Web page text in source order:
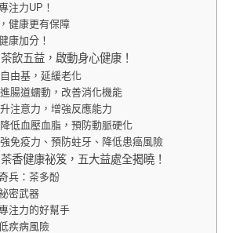
注力UP！
健康更有保障
康加分！
飲五益，啟動身心健康！
由基，延緩老化
腸道蠕動，改善消化機能
注意力，增強反應能力
低血壓血脂，預防動脈硬化
免疫力、預防蛀牙、降低患癌風險
香健康祕笈，五大益處全揭曉！
兵：茶多酚
密武器
注力的好幫手
疾病風險